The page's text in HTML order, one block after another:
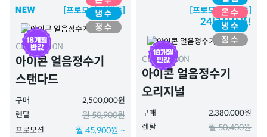
[프로모션 진행중]
CHPI-7410N
아이콘 얼음정수기
스탠다드
구매
2,500,000원
렌탈
월 50,900원
프로모션 월 45,900원 ~
[프로모션 진행중]
24년신상품!
CHPI-7400N
아이콘 얼음정수기
오리지널
구매
2,380,000원
렌탈
월 50,400원